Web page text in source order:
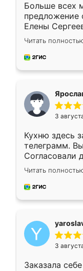
Больше всех
предложение
Елены
короткие
для замера
предложил
Читать
3
Кухню здесь
телеграмм.
Согласовали
недели кухня
довольны
мебель за
Читать
3
Заказала